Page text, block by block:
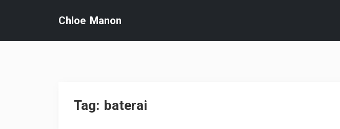
content
Chloe Manon
Tag: baterai